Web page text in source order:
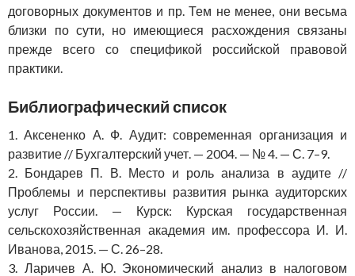
договорных документов и пр. Тем не менее, они весьма
близки по сути, но имеющиеся расхож­дения связаны
прежде всего со спецификой российской правовой
практики.
Библиографический список
1. Аксененко А. Ф. Аудит: современная организация и
развитие // Бухгалтерский учет. — 2004. — № 4. — С. 7–9.
2. Бондарев П. В. Место и роль анализа в аудите //
Проблемы и перспективы развития рынка аудиторских
услуг России. — Курск: Курская государственная
сельскохозяйственная академия им. профессора И. И.
Иванова, 2015. — С. 26–28.
3. Ларичев А. Ю. Экономический анализ в налоговом